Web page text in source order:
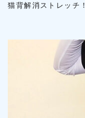
猫背解消ストレッチ！